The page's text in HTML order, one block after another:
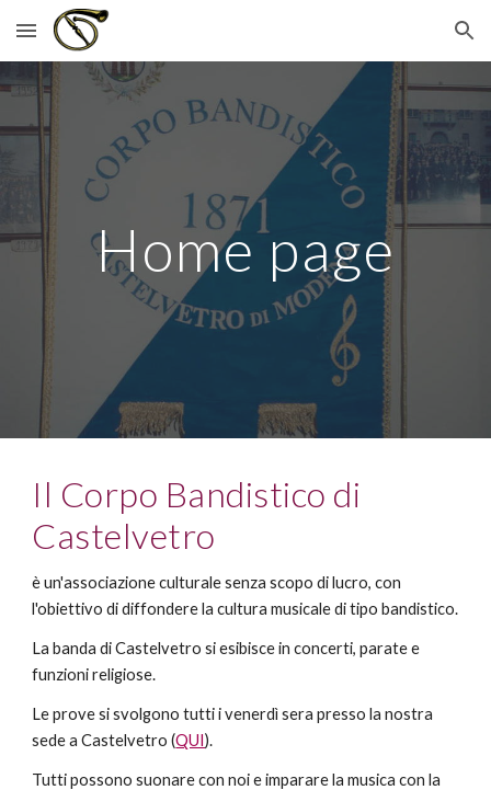
Skip to main content Skip to navigation
Home page
Il Corpo Bandistico di
Castelvetro
è un'associazione culturale senza scopo di lucro, con
l'obiettivo di diffondere la cultura musicale di tipo bandistico.
La banda di Castelvetro si esibisce in concerti, parate e
funzioni religiose.
Le prove si svolgono tutti i venerdì sera presso la nostra
sede a Castelvetro (QUI).
Tutti possono suonare con noi e imparare la musica con la